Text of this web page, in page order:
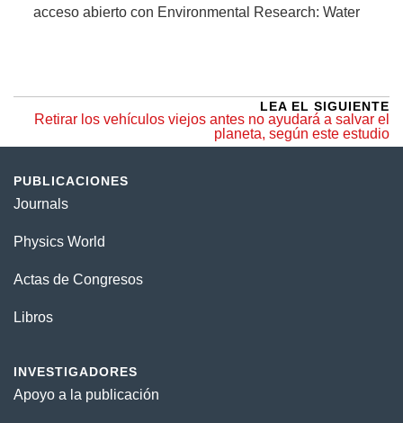
acceso abierto con Environmental Research: Water
LEA EL SIGUIENTE
Retirar los vehículos viejos antes no ayudará a salvar el
planeta, según este estudio
PUBLICACIONES
Journals
Physics World
Actas de Congresos
Libros
INVESTIGADORES
Apoyo a la publicación